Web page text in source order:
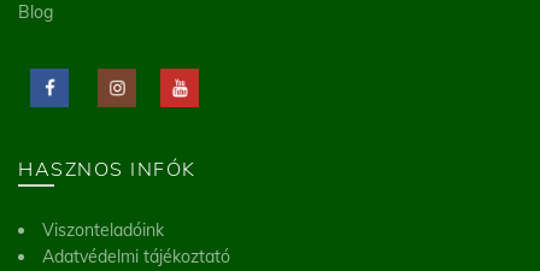
Blog
HASZNOS INFÓK
Viszonteladóink
Adatvédelmi tájékoztató